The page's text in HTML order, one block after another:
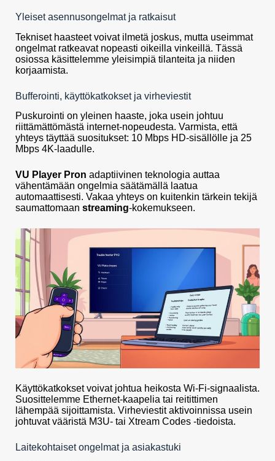
Yleiset asennusongelmat ja ratkaisut
Tekniset haasteet voivat ilmetä joskus, mutta useimmat
ongelmat ratkeavat nopeasti oikeilla vinkeillä. Tässä
osiossa käsittelemme yleisimpiä tilanteita ja niiden
korjaamista.
Bufferointi, käyttökatkokset ja virheviestit
Puskurointi on yleinen haaste, joka usein johtuu
riittämättömästä internet-nopeudesta. Varmista, että
yhteys täyttää suositukset: 10 Mbps HD-sisällölle ja 25
Mbps 4K-laadulle.
VU Player Pron adaptiivinen teknologia auttaa
vähentämään ongelmia säätämällä laatua
automaattisesti. Vakaa yhteys on kuitenkin tärkein tekijä
saumattomaan streaming-kokemukseen.
Käyttökatkokset voivat johtua heikosta Wi-Fi-signaalista.
Suosittelemme Ethernet-kaapelia tai reitittimen
lähempää sijoittamista. Virheviestit aktivoinnissa usein
johtuvat vääristä M3U- tai Xtream Codes -tiedoista.
Laitekohtaiset ongelmat ja asiakastuki